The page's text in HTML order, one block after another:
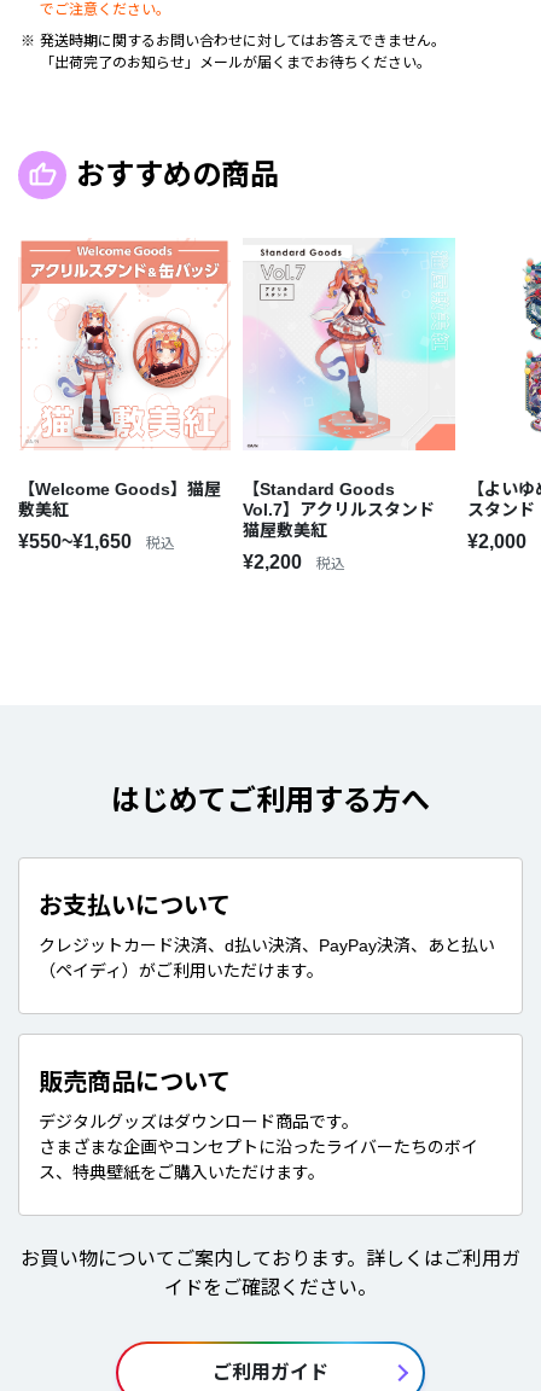
でご注意ください。
発送時期に関するお問い合わせに対してはお答えできません。
「出荷完了のお知らせ」メールが届くまでお待ちください。
おすすめの商品
【Welcome Goods】猫屋
敷美紅
¥550~¥1,650 税込
【Standard Goods
Vol.7】アクリルスタンド
猫屋敷美紅
¥2,200 税込
【よい
スタンド
¥2,000
はじめてご利用する方へ
お支払いについて
クレジットカード決済、d払い決済、PayPay決済、あと払い
（ペイディ）がご利用いただけます。
販売商品について
デジタルグッズはダウンロード商品です。
さまざまな企画やコンセプトに沿ったライバーたちのボイ
ス、特典壁紙をご購入いただけます。
お買い物についてご案内しております。詳しくはご利用ガ
イドをご確認ください。
ご利用ガイド